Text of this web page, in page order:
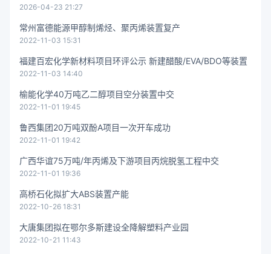
2026-04-23 21:27
常州富德能源甲醇制烯烃、聚丙烯装置复产
2022-11-03 15:31
福建百宏化学新材料项目环评公示 新建醋酸/EVA/BDO等装置
2022-11-03 14:40
榆能化学40万吨乙二醇项目空分装置中交
2022-11-01 19:45
鲁西集团20万吨双酚A项目一次开车成功
2022-11-01 19:42
广西华谊75万吨/年丙烯及下游项目丙烷脱氢工程中交
2022-11-01 19:36
高桥石化拟扩大ABS装置产能
2022-10-26 18:31
大唐集团拟在鄂尔多斯建设全降解塑料产业园
2022-10-21 11:43